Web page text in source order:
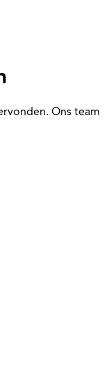
Ons team